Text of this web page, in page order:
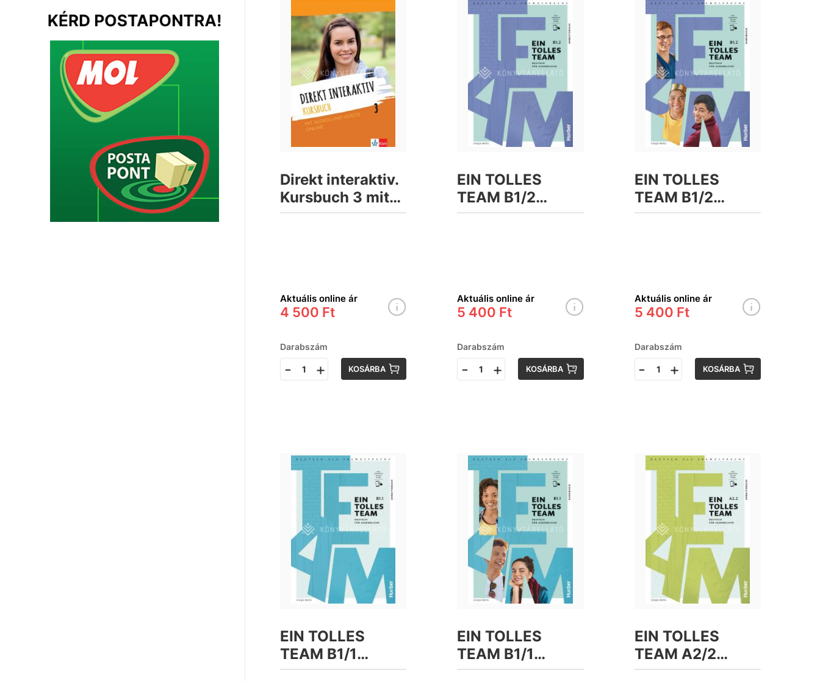
Direkt interaktiv.
Kursbuch 3 mit
Audios und
Aktuális online ár
4 500 Ft
Darabszám
- + KOSÁRBA
EIN TOLLES
TEAM B1/2
Arbeitsbuch,
Aktuális online ár
5 400 Ft
Darabszám
- + KOSÁRBA
EIN TOLLES
TEAM B1/2
Kursbuch Plus
Aktuális online ár
5 400 Ft
Darabszám
- + KOSÁRBA
EIN TOLLES
TEAM B1/1
Arbeitsbuch,
EIN TOLLES
TEAM B1/1
Kursbuch Plus
EIN TOLLES
TEAM A2/2
Arbeitsbuch,